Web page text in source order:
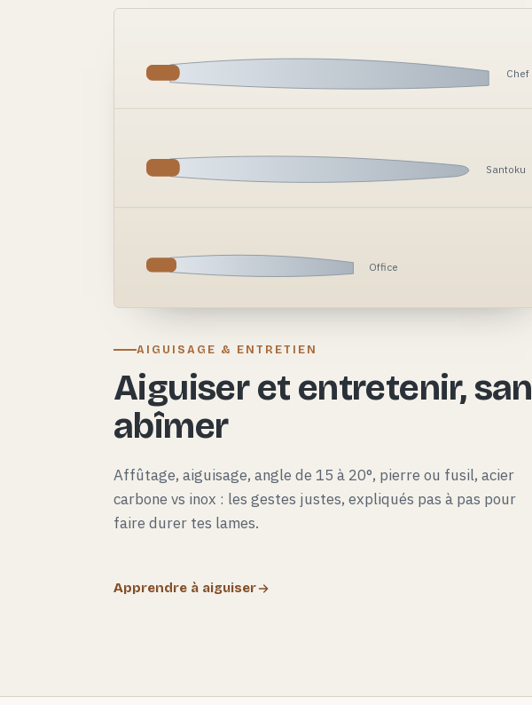
Chef
Santoku
Office
AIGUISAGE & ENTRETIEN
Aiguiser et entretenir,
abîmer
Affûtage, aiguisage, angle de 15 à 20°, pierre ou fusil, acier
carbone vs inox : les gestes justes, expliqués pas à pas pour
faire durer tes lames.
Apprendre à aiguiser